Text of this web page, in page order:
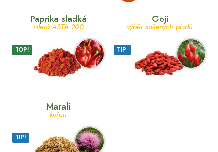
Paprika sladká
mletá ASTA 200
TOP!
Goji
výběr sušených plodů
TIP!
Maralí
kořen
TIP!